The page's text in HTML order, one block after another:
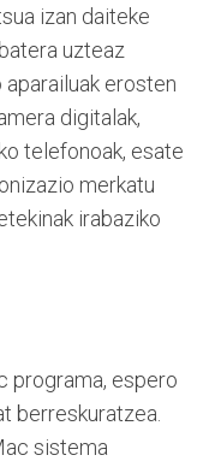
izan daiteke
uzteaz
erosten
digitalak,
telefonoak, esate
merkatu
irabaziko
programa, espero
berreskuratzea.
sistema